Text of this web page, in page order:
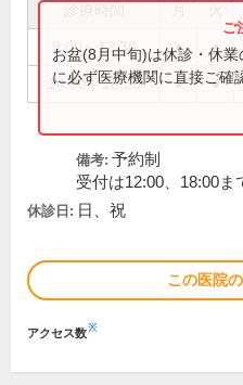
9:00～12:30 ● ●
14:00～18:30 ● ●
お盆(8月中旬)は休診・休
に必ず医療機関に直接ご確
備考: 予約制
受付は12:00、18:00ま
休診日: 日、祝
この医院
アクセス数※